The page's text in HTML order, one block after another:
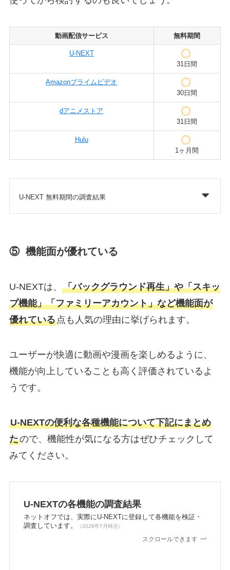
動画配信サービス 無料期間
U-NEXT
31日間
Amazonプライムビデオ
30日間
dアニメストア
31日間
Hulu
1ヶ月間
U-NEXT 無料期間の調査結果
⑤ 機能面が優れている
U-NEXTは、 「バックグラウンド再生」や「スキッ
プ機能」「ファミリーアカウント」など機能面が
優れている点も人気の理由に挙げられます。
ユーザーが快適に動画や漫画を楽しめるように、
機能が向上していることも高く評価されているよ
うです。
U-NEXTの便利な各種機能について下記にまとめ
たので、機能性が気になる方はぜひチェックして
みてください。
U-NEXTの各機能の調査結果
ネットオフでは、実際にU-NEXTに登録して各機能を検証・
調査しています。
（2026年7月時点）
スクロールできます